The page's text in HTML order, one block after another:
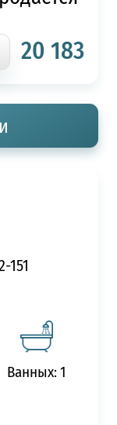
20 183
151
Ванных: 1